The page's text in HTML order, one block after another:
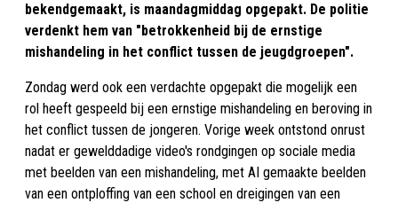
bekendgemaakt, is maandagmiddag opgepakt. De politie
verdenkt hem van "betrokkenheid bij de ernstige
mishandeling in het conflict tussen de jeugdgroepen".
Zondag werd ook een verdachte opgepakt die mogelijk een
rol heeft gespeeld bij een ernstige mishandeling en beroving in
het conflict tussen de jongeren. Vorige week ontstond onrust
nadat er gewelddadige video's rondgingen op sociale media
met beelden van een mishandeling, met AI gemaakte beelden
van een ontploffing van een school en dreigingen van een